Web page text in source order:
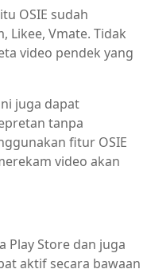
OSIE sudah
Likee, Vmate. Tidak
video pendek yang
juga dapat
tanpa
fitur OSIE
video akan
Play Store dan juga
aktif secara bawaan